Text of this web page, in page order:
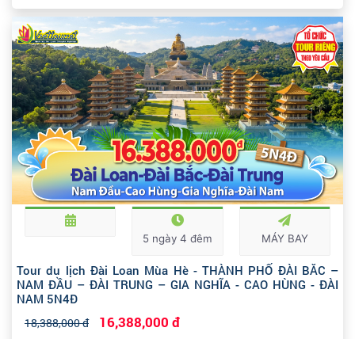
5 ngày 4 đêm MÁY BAY
Tour du lịch Đài Loan Mùa Hè - THÀNH PHỐ ĐÀI BẮC –
NAM ĐẦU – ĐÀI TRUNG – GIA NGHĨA - CAO HÙNG - ĐÀI
NAM 5N4Đ
18,388,000 đ 16,388,000 đ